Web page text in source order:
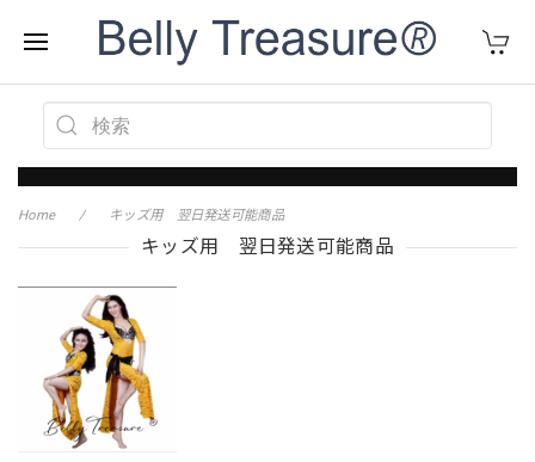
Home キッズ用 翌日発送可能商品
キッズ用 翌日発送可能商品